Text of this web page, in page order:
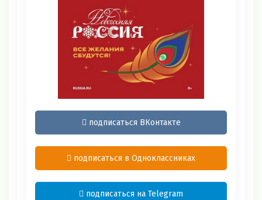
подписаться ВКонтакте
подписаться в Одноклассниках
подписаться на Telegram